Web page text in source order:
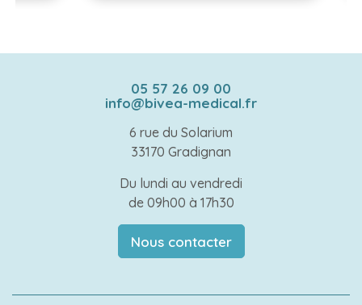
05 57 26 09 00
info@bivea-medical.fr
6 rue du Solarium
33170 Gradignan
Du lundi au vendredi
de 09h00 à 17h30
Nous contacter